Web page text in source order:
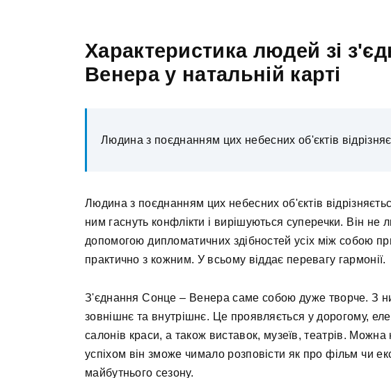
Характеристика людей зі
Венера у натальній карті
Людина з поєднанням цих небесних об'єктів
Людина з поєднанням цих небесних об'єктів
ним гаснуть конфлікти і вирішуються суперечки. Він
допомогою дипломатичних здібностей усіх між собою
практично з кожним. У всьому віддає перевагу гармонії.
З'єднання Сонце – Венера саме собою дуже творче. З
зовнішнє та внутрішнє. Це проявляється у дорогому,
салонів краси, а також виставок, музеїв, театрів.
успіхом він зможе чимало розповісти як про фільм чи
майбутнього сезону.